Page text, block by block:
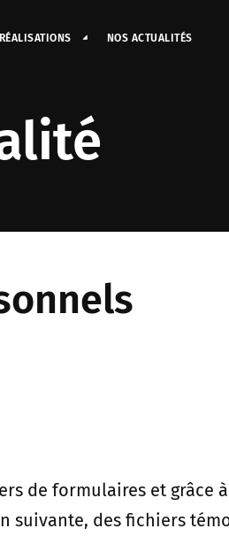
NOS ACTUALITÉS
de formulaires et grâce
suivante, des fichiers